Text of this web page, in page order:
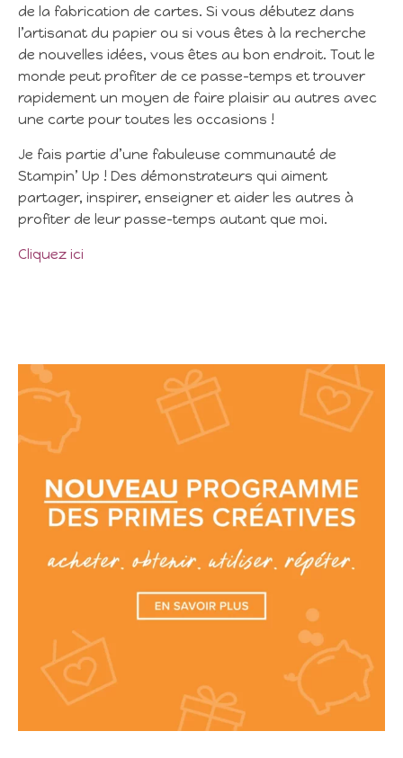
de la fabrication de cartes. Si vous débutez dans
l’artisanat du papier ou si vous êtes à la recherche
de nouvelles idées, vous êtes au bon endroit. Tout le
monde peut profiter de ce passe-temps et trouver
rapidement un moyen de faire plaisir au autres avec
une carte pour toutes les occasions !
Je fais partie d’une fabuleuse communauté de
Stampin’ Up ! Des démonstrateurs qui aiment
partager, inspirer, enseigner et aider les autres à
profiter de leur passe-temps autant que moi.
Cliquez ici